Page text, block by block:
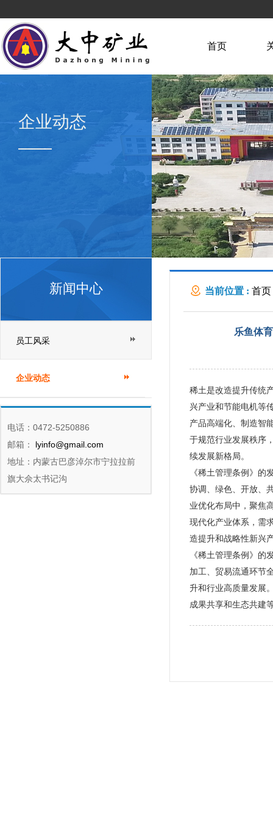
首页
企业动态
新闻中心
员工风采
企业动态
电话：0472-5250886
邮箱：
lyinfo@gmail.com
地址：内蒙古巴彦淖尔市宁拉拉前
旗大佘太书记沟
当前位置 : 首页
乐鱼体
稀土是改造提升传统
兴产业和节能电机等
产品高端化、制造智
于规范行业发展秩序
续发展新格局。
《稀土管理条例》
协调、绿色、开放、
业优化布局中，聚焦
现代化产业体系，需
造提升和战略性新兴
《稀土管理条例》
加工、贸易流通环节
升和行业高质量发展
成果共享和生态共建